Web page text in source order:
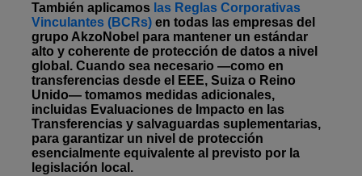
También aplicamos las Reglas Corporativas
Vinculantes (BCRs) en todas las empresas del
grupo AkzoNobel para mantener un estándar
alto y coherente de protección de datos a nivel
global. Cuando sea necesario —como en
transferencias desde el EEE, Suiza o Reino
Unido— tomamos medidas adicionales,
incluidas Evaluaciones de Impacto en las
Transferencias y salvaguardas suplementarias,
para garantizar un nivel de protección
esencialmente equivalente al previsto por la
legislación local.